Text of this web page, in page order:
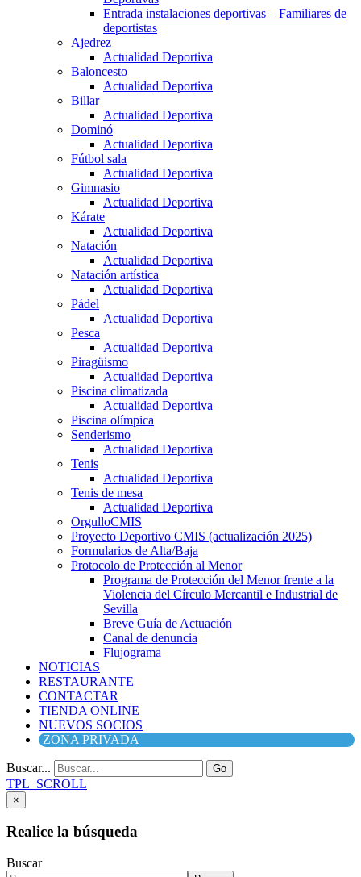
Entrada instalaciones deportivas – Familiares de
deportistas
Ajedrez
Actualidad Deportiva
Baloncesto
Actualidad Deportiva
Billar
Actualidad Deportiva
Dominó
Actualidad Deportiva
Fútbol sala
Actualidad Deportiva
Gimnasio
Actualidad Deportiva
Kárate
Actualidad Deportiva
Natación
Actualidad Deportiva
Natación artística
Actualidad Deportiva
Pádel
Actualidad Deportiva
Pesca
Actualidad Deportiva
Piragüismo
Actualidad Deportiva
Piscina climatizada
Actualidad Deportiva
Piscina olímpica
Senderismo
Actualidad Deportiva
Tenis
Actualidad Deportiva
Tenis de mesa
Actualidad Deportiva
OrgulloCMIS
Proyecto Deportivo CMIS (actualización 2025)
Formularios de Alta/Baja
Protocolo de Protección al Menor
Programa de Protección del Menor frente a la
Violencia del Círculo Mercantil e Industrial de
Sevilla
Breve Guía de Actuación
Canal de denuncia
Flujograma
NOTICIAS
RESTAURANTE
CONTACTAR
TIENDA ONLINE
NUEVOS SOCIOS
ZONA PRIVADA
Buscar... Go
TPL_SCROLL
×
Realice la búsqueda
Buscar